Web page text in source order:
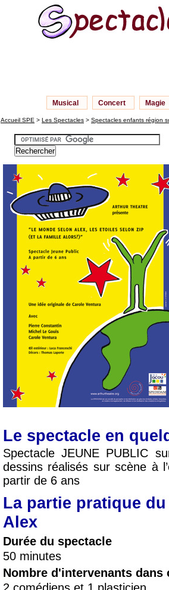
Musical Concert Magie
Accueil SPE > Les Spectacles > Spectacles enfants région
Le spectacle en
Spectacle JEUNE PUBLIC
dessins réalisés sur scène à
partir de 6 ans
La partie pratique
Alex
Durée du spectacle
50 minutes
Nombre d'intervenants dans